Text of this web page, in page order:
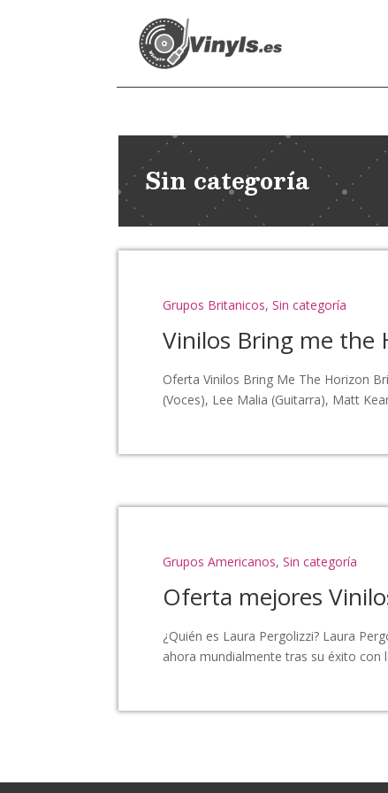
Sin categoría
Grupos Britanicos,Sin categoría
Vinilos Bring me the
Oferta Vinilos Bring Me The Horizon
(Voces), Lee Malia (Guitarra), Matt
Grupos Americanos,Sin categoría
Oferta mejores
¿Quién es Laura Pergolizzi? Laura
ahora mundialmente tras su éxito con